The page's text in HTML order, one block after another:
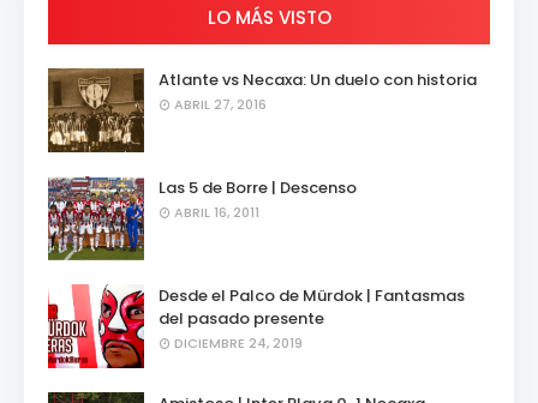
LO MÁS VISTO
Atlante vs Necaxa: Un duelo con historia
ABRIL 27, 2016
Las 5 de Borre | Descenso
ABRIL 16, 2011
Desde el Palco de Mürdok | Fantasmas
del pasado presente
DICIEMBRE 24, 2019